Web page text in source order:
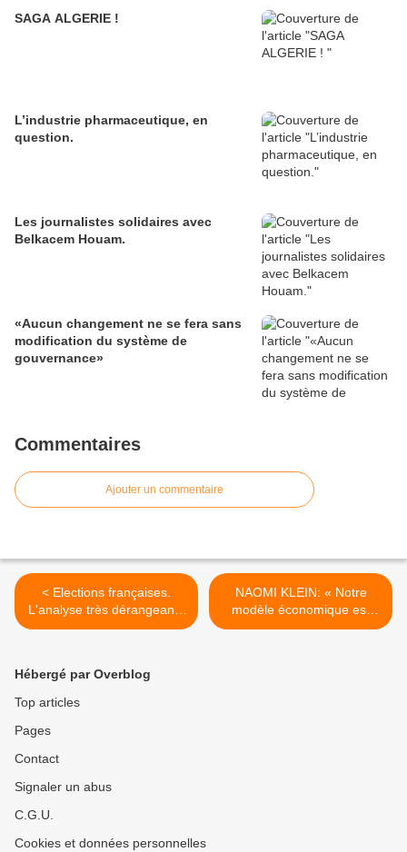
SAGA ALGERIE !
L’industrie pharmaceutique, en
question.
Les journalistes solidaires avec
Belkacem Houam.
«Aucun changement ne se fera sans
modification du système de
gouvernance»
Commentaires
Ajouter un commentaire
< Elections françaises.
L'analyse très dérangeante
du Grec Kóstas Papoulis
NAOMI KLEIN: « Notre
modèle économique est
entré en guerre contre la
Hébergé par Overblog
Top articles
Pages
Contact
Signaler un abus
C.G.U.
Cookies et données personnelles